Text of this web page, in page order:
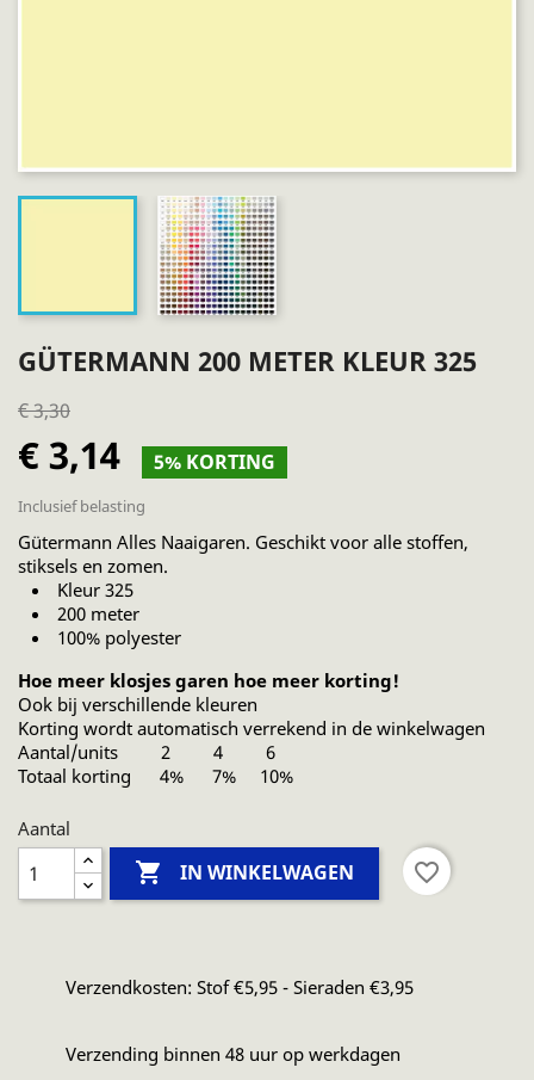
GÜTERMANN 200 METER KLEUR 325
€ 3,30
€ 3,14 5% KORTING
Inclusief belasting
Gütermann Alles Naaigaren. Geschikt voor alle stoffen,
stiksels en zomen.
Kleur 325
200 meter
100% polyester
Hoe meer klosjes garen hoe meer korting!
Ook bij verschillende kleuren
Korting wordt automatisch verrekend in de winkelwagen
Aantal/units 2 4 6
Totaal korting 4% 7% 10%
Aantal
 IN WINKELWAGEN favorite_border
Verzendkosten: Stof €5,95 - Sieraden €3,95
Verzending binnen 48 uur op werkdagen